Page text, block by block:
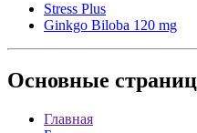
Stress Plus
Ginkgo Biloba 120 mg
Основные
Главная